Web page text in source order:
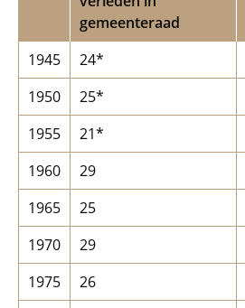
gemeenteraad
1945
24*
1950
25*
1955
21*
1960
29
1965
25
1970
29
1975
26